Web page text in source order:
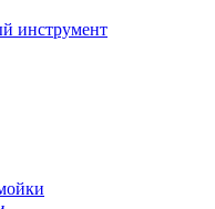
инструмент